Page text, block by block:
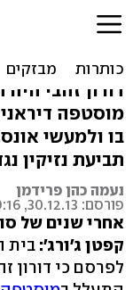
הותר
דורון זהבי
מוסטפה
בו ולמעשי
תביעת נזיקין
נעמה כהן פרידמן
פורסם: 30.12.13, 19:16
אחרי שנים של
קפטן ג'ורג': בית
לפרסם כי דורון